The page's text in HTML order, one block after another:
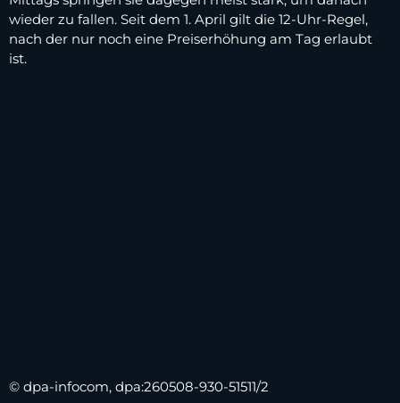
wieder zu fallen. Seit dem 1. April gilt die 12-Uhr-Regel,
nach der nur noch eine Preiserhöhung am Tag erlaubt
ist.
© dpa-infocom, dpa:260508-930-51511/2